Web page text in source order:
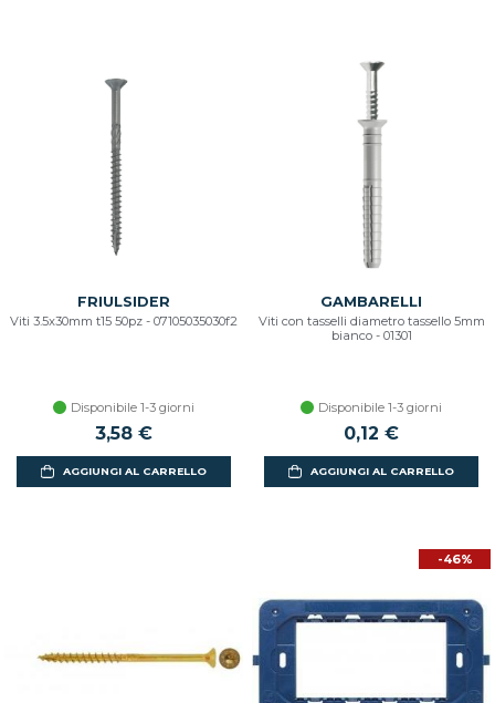
FRIULSIDER
Viti 3.5x30mm t15 50pz - 07105035030f2
Disponibile 1-3 giorni
3,58 €
AGGIUNGI AL CARRELLO
GAMBARELLI
Viti con tasselli diametro tassello 5mm
bianco - 01301
Disponibile 1-3 giorni
0,12 €
AGGIUNGI AL CARRELLO
-46%